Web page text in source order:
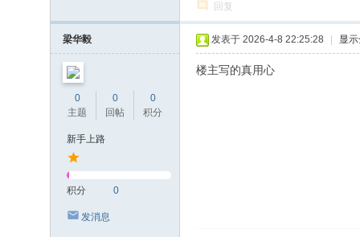
回复
梁华毅
0
主题
0
回帖
0
积分
新手上路
积分 0
发消息
发表于 2026-4-8 22:25:28 显
楼主写的真用心